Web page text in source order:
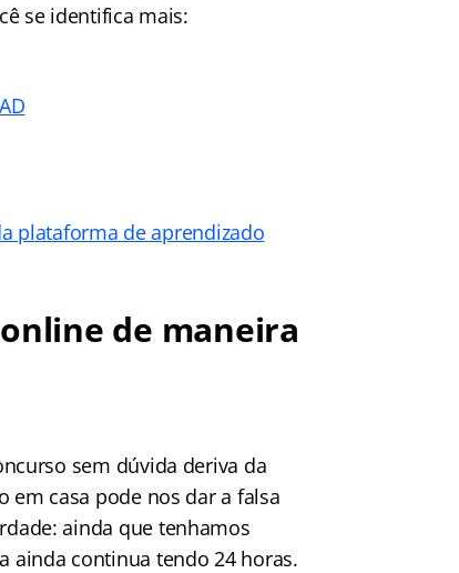
se identifica mais:
plataforma de aprendizado
de maneira
sem dúvida deriva da
em casa pode nos dar a falsa
ainda que tenhamos
ainda continua tendo 24 horas.